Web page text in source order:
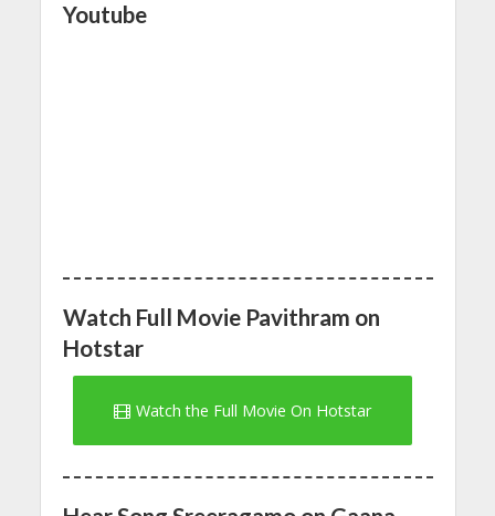
Youtube
Watch Full Movie Pavithram on
Hotstar
Watch the Full Movie On Hotstar